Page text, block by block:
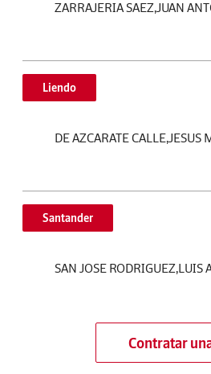
ZARRAJERIA SAEZ,JUAN
Liendo
DE AZCARATE CALLE,JESUS
Santander
SAN JOSE RODRIGUEZ,LUIS
Contratar